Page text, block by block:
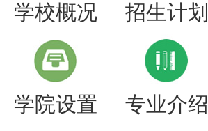
学校概况 招生计划
学院设置 专业介绍